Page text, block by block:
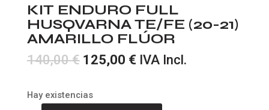
KIT ENDURO FULL
HUSQVARNA TE/FE (20-21)
AMARILLO FLÚOR
140,00€ El
original
125,00 €ElIVA Incl.
Hay existencias